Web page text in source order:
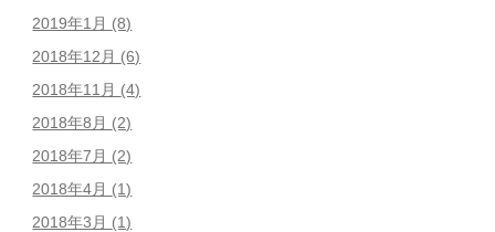
2019年1月 (8)
2018年12月 (6)
2018年11月 (4)
2018年8月 (2)
2018年7月 (2)
2018年4月 (1)
2018年3月 (1)